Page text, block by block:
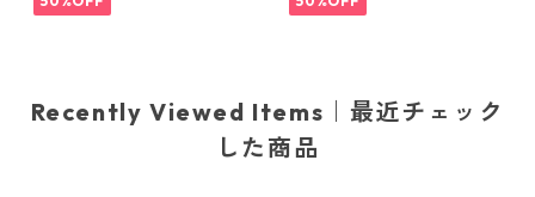
Recently Viewed Items｜最近チェック
した商品